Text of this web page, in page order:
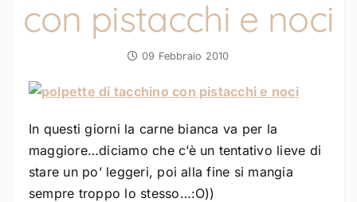
con pistacchi e noci
09 Febbraio 2010
In questi giorni la carne bianca va per la
maggiore…diciamo che c’è un tentativo lieve di
stare un po’ leggeri, poi alla fine si mangia
sempre troppo lo stesso…:O))